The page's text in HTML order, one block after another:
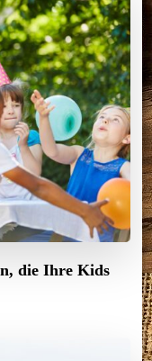
die Ihre Kids